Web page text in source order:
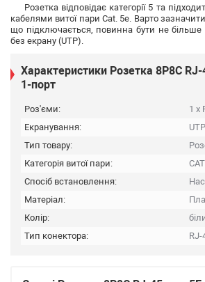
Розетка відповідає категорії 5 та
кабелями витої пари Cat. 5е. Варто
що підключається, повинна бути не більше
без екрану (UTP).
Характеристики Розетка 8P8C RJ-
1-порт
Роз'єми:
1 x
Екранування:
UTP
Тип товару:
Категорія витої пари:
Спосіб встановлення:
Матеріал:
Колір:
Тип конектора:
RJ-